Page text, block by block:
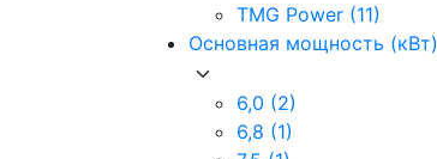
TMG Power (11)
Основная мощность (кВт)
6,0 (2)
6,8 (1)